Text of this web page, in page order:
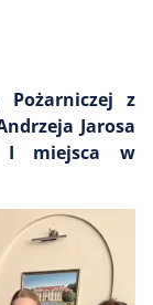
Pożarniczej z
Jarosa
I miejsca w